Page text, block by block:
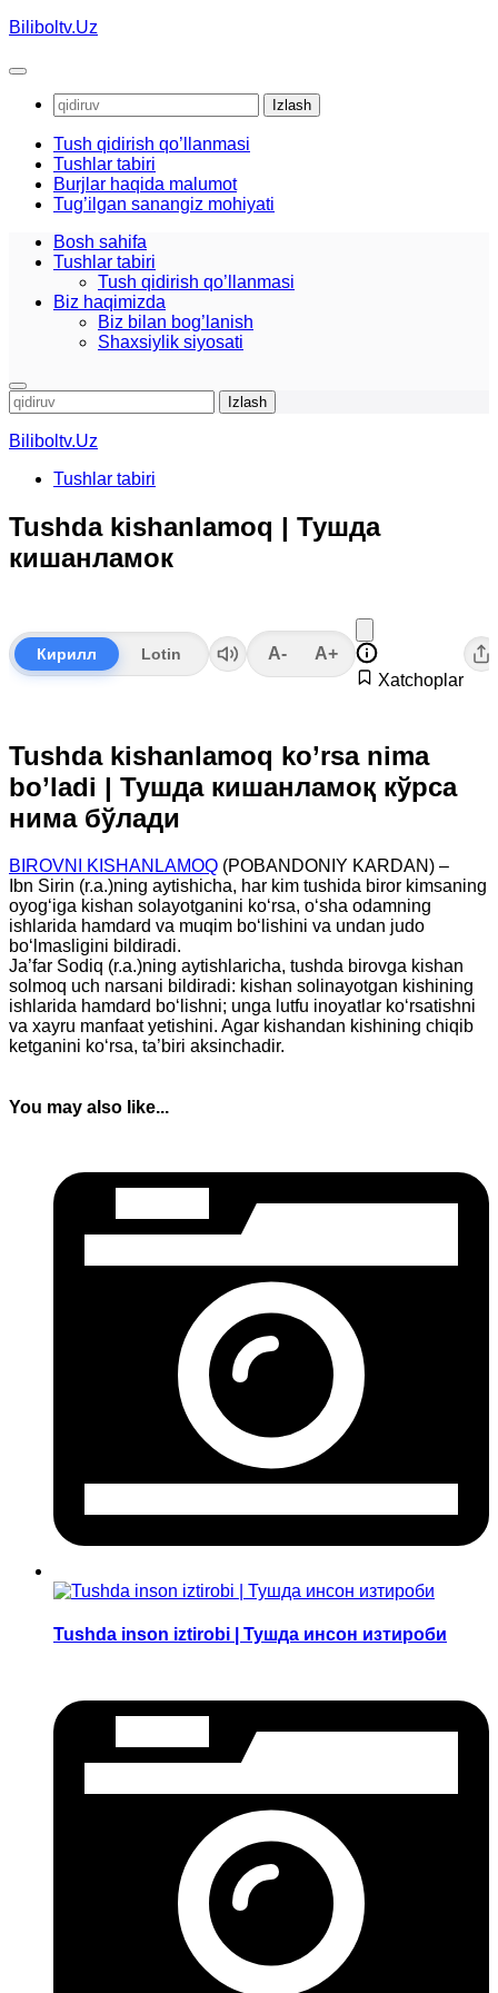
Skip
content
Biliboltv.Uz
Qidirshish:
Tush qidirish qo’llanmasi
Tushlar tabiri
Burjlar haqida malumot
Tug’ilgan sanangiz mohiyati
Bosh sahifa
Tushlar tabiri
Tush qidirish qo’llanmasi
Biz haqimizda
Biz bilan bog’lanish
Shaxsiylik siyosati
Qidirshish:
Biliboltv.Uz
Tushlar tabiri
Tushda kishanlamoq | Тушда
кишанламок
Кирилл Lotin A-
A+
Xatchoplar
Tushda kishanlamoq ko’rsa nima
bo’ladi | Тушда кишанламоқ кўрса
нима бўлади
BIROVNI KISHANLAMOQ (POBANDONIY KARDAN) –
Ibn Sirin (r.a.)ning aytishicha, har kim tushida biror kimsaning
oyog‘iga kishan solayotganini ko‘rsa, o‘sha odamning
ishlarida hamdard va muqim bo‘lishini va undan judo
bo‘lmasligini bildiradi.
Ja’far Sodiq (r.a.)ning aytishlaricha, tushda birovga kishan
solmoq uch narsani bildiradi: kishan solinayotgan kishining
ishlarida hamdard bo‘lishni; unga lutfu inoyatlar ko‘rsatishni
va xayru manfaat yetishini. Agar kishandan kishining chiqib
ketganini ko‘rsa, ta’biri aksinchadir.
You may also like...
Tushda inson iztirobi | Тушда инсон изтироби